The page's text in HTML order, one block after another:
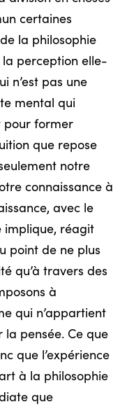
certaines
la philosophie
perception elle-
n’est pas une
mental qui
pour former
que repose
notre
connaissance à
avec le
implique, réagit
point de ne plus
qu’à travers des
à
qui n’appartient
la pensée. Ce que
que l’expérience
à la philosophie
que